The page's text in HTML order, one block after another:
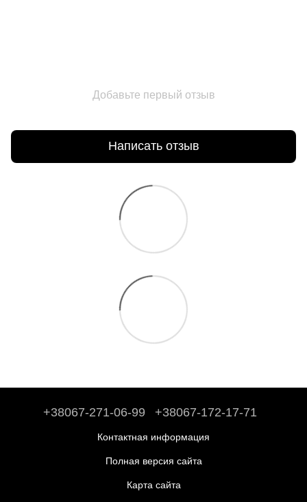
Добавьте первый отзыв
Написать отзыв
+38067-271-06-99 +38067-172-17-71
Контактная информация
Полная версия сайта
Карта сайта